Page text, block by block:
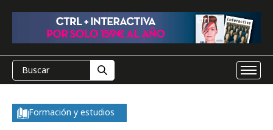
Formación y estudios